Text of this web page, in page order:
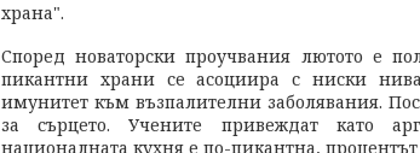
храна".
Според новаторски проучвания лютото е
пикантни храни се асоциира с ниски
имунитет към възпалителни заболявания.
за сърцето. Учените привеждат като
националната кухня е по-пикантна,